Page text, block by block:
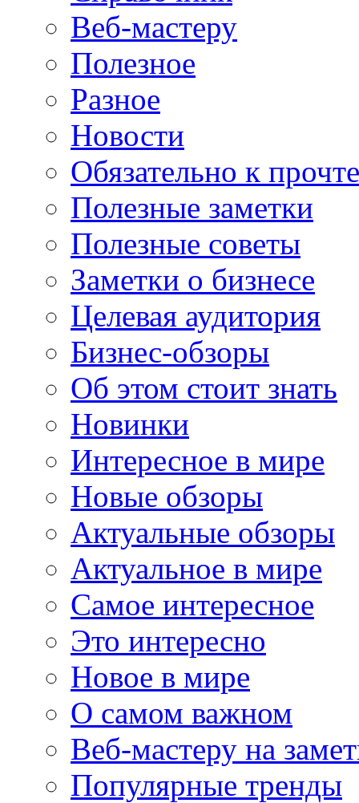
Веб-мастеру
Полезное
Разное
Новости
Обязательно к
Полезные заметки
Полезные советы
Заметки о бизнесе
Целевая аудитория
Бизнес-обзоры
Об этом стоит знать
Новинки
Интересное в мире
Новые обзоры
Актуальные обзоры
Актуальное в мире
Самое интересное
Это интересно
Новое в мире
О самом важном
Веб-мастеру на
Популярные тренды